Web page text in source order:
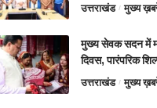
उत्तराखंड मुख्य
मुख्य सेवक सदन में
दिवस, पारंपरिक
उत्तराखंड मुख्य